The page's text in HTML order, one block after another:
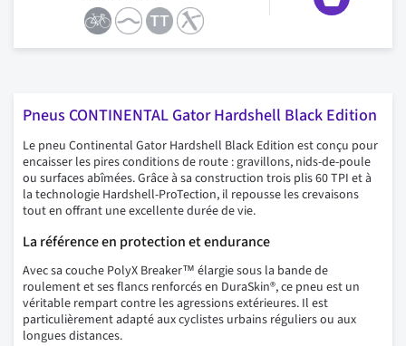
Pneus CONTINENTAL Gator Hardshell Black Edition
Le pneu Continental Gator Hardshell Black Edition est conçu pour
encaisser les pires conditions de route : gravillons, nids-de-poule
ou surfaces abîmées. Grâce à sa construction trois plis 60 TPI et à
la technologie Hardshell-ProTection, il repousse les crevaisons
tout en offrant une excellente durée de vie.
La référence en protection et endurance
Avec sa couche PolyX Breaker™ élargie sous la bande de
roulement et ses flancs renforcés en DuraSkin®, ce pneu est un
véritable rempart contre les agressions extérieures. Il est
particulièrement adapté aux cyclistes urbains réguliers ou aux
longues distances.